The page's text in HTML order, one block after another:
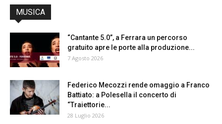
MUSICA
“Cantante 5.0”, a Ferrara un percorso
gratuito apre le porte alla produzione...
7 Agosto 2026
Federico Mecozzi rende omaggio a Franco
Battiato: a Polesella il concerto di
“Traiettorie...
28 Luglio 2026